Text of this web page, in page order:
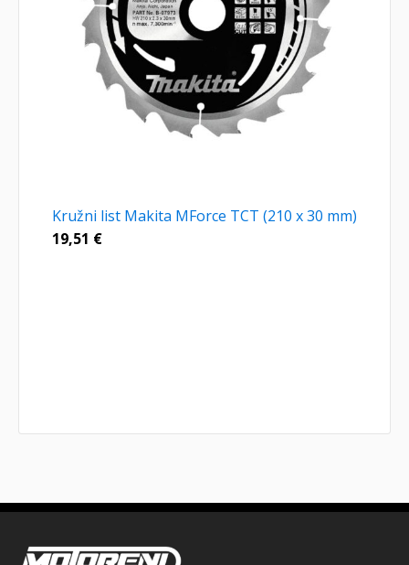
Kružni list Makita MForce TCT (210 x 30 mm)
19,51 €